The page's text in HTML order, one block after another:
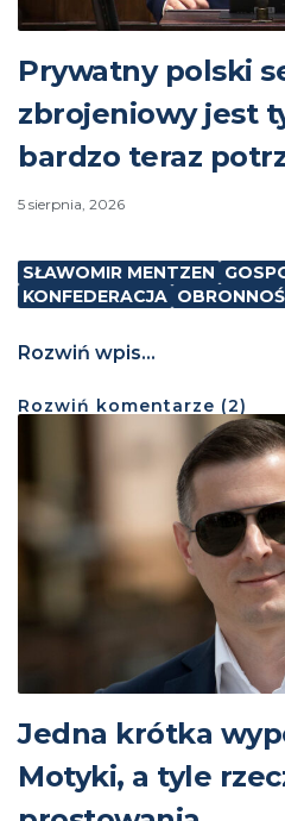
Prywatny polski
zbrojeniowy jest
bardzo teraz
5 sierpnia, 2026
SŁAWOMIR MENTZEN
KONFEDERACJA
Rozwiń wpis...
Rozwiń komentarze (2)
Jedna krótka
Motyki, a tyle